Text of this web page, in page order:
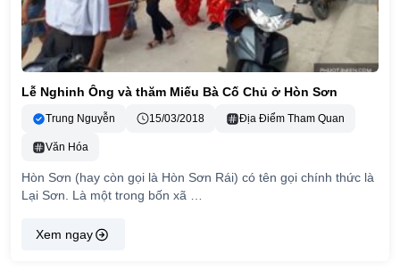
Lễ Nghinh Ông và thăm Miếu Bà Cố Chủ ở Hòn Sơn
Trung Nguyễn 15/03/2018 Địa Điểm Tham Quan
Văn Hóa
Hòn Sơn (hay còn gọi là Hòn Sơn Rái) có tên gọi chính thức là
Lại Sơn. Là một trong bốn xã …
Xem ngay